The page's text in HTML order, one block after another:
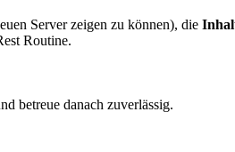
Server zeigen zu können), die
Routine.
betreue danach zuverlässig.